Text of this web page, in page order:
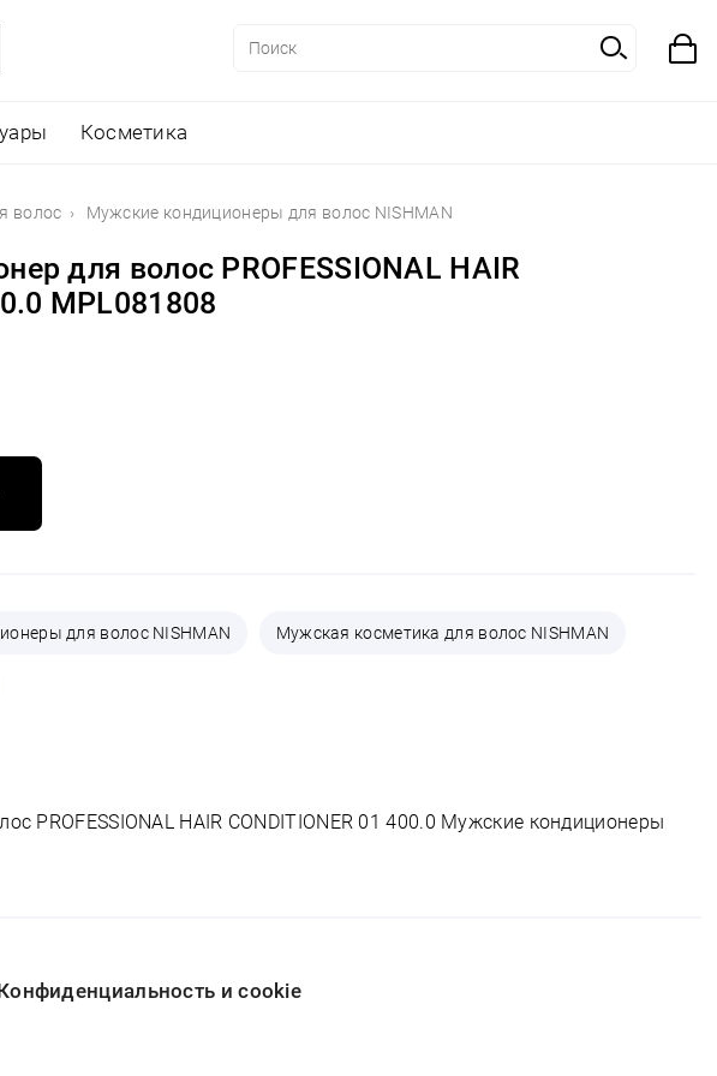
Косметика
волос Мужские кондиционеры для волос NISHMAN
для волос PROFESSIONAL HAIR
MPL081808
для волос NISHMAN Мужская косметика для волос NISHMAN
PROFESSIONAL HAIR CONDITIONER 01 400.0 Мужские кондиционеры
и cookie